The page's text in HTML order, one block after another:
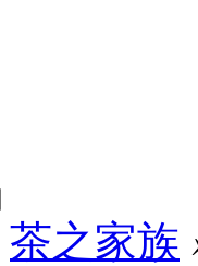
茶之家族